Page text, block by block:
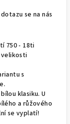
se na nás
750 - 18ti
velikosti
s
klasiku. U
a růžového
se vyplatí!